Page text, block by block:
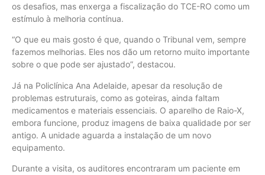
os desafios, mas enxerga a fiscalização do TCE-RO como um
estímulo à melhoria contínua.
“O que eu mais gosto é que, quando o Tribunal vem, sempre
fazemos melhorias. Eles nos dão um retorno muito importante
sobre o que pode ser ajustado”, destacou.
Já na Policlínica Ana Adelaide, apesar da resolução de
problemas estruturais, como as goteiras, ainda faltam
medicamentos e materiais essenciais. O aparelho de Raio-X,
embora funcione, produz imagens de baixa qualidade por ser
antigo. A unidade aguarda a instalação de um novo
equipamento.
Durante a visita, os auditores encontraram um paciente em